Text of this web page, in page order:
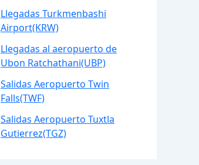
Llegadas Turkmenbashi
Airport(KRW)
Llegadas al aeropuerto de
Ubon Ratchathani(UBP)
Salidas Aeropuerto Twin
Falls(TWF)
Salidas Aeropuerto Tuxtla
Gutierrez(TGZ)